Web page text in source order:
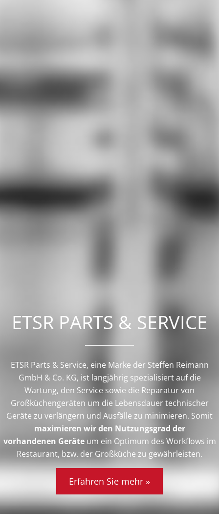
ETSR PARTS & SERVICE
ETSR Parts & Service, eine Marke der Steffen Reimann
GmbH & Co. KG, ist langjährig spezialisiert auf die
Wartung, den Service sowie die Reparatur von
Großküchengeräten um die Lebensdauer technischer
Geräte zu verlängern und Ausfälle zu minimieren. Somit
maximieren wir den Nutzungsgrad der
vorhandenen Geräteum ein Optimum des Workflows im
Restaurant, bzw. der Großküche zu gewährleisten.
Erfahren Sie mehr »